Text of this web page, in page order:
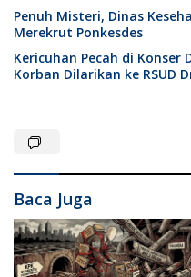
Penuh Misteri, Dinas
Merekrut Ponkesdes
Kericuhan Pecah di Konser
Korban Dilarikan ke RSUD
Baca Juga